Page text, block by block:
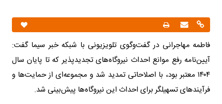
فاطمه مهاجرانی در گفت‌وگوی تلویزیونی با شبکه خبر سیما گفت:
آیین‌نامه رفع موانع احداث نیروگاه‌های تجدیدپذیر که تا پایان سال
۱۴۰۴ معتبر بود، با اصلاحاتی تمدید شد و مجموعه‌ای از حمایت‌ها و
فرآیندهای تسهیلگر برای احداث این نیروگاه‌ها پیش‌بینی شد.